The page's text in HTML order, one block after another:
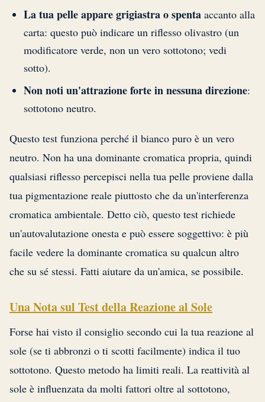
La tua pelle appare grigiastra o spenta accanto alla
carta: questo può indicare un riflesso olivastro (un
modificatore verde, non un vero sottotono; vedi
sotto).
Non noti un'attrazione forte in nessuna direzione:
sottotono neutro.
Questo test funziona perché il bianco puro è un vero
neutro. Non ha una dominante cromatica propria, quindi
qualsiasi riflesso percepisci nella tua pelle proviene dalla
tua pigmentazione reale piuttosto che da un'interferenza
cromatica ambientale. Detto ciò, questo test richiede
un'autovalutazione onesta e può essere soggettivo: è più
facile vedere la dominante cromatica su qualcun altro
che su sé stessi. Fatti aiutare da un'amica, se possibile.
Una Nota sul Test della Reazione al Sole
Forse hai visto il consiglio secondo cui la tua reazione al
sole (se ti abbronzi o ti scotti facilmente) indica il tuo
sottotono. Questo metodo ha limiti reali. La reattività al
sole è influenzata da molti fattori oltre al sottotono,